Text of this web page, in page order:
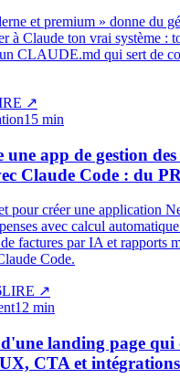
et premium » donne du
à Claude ton vrai système :
CLAUDE.md qui sert de
↗
15 min
app de gestion des
Claude Code : du
pour créer une application
avec calcul
factures par IA et rapports
Code.
LIRE ↗
12 min
landing page qui
CTA et